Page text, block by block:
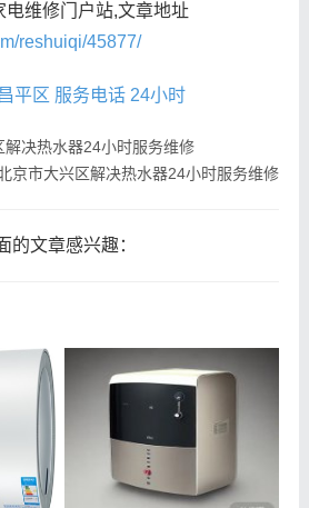
维修门户站,文章地址
reshuiqi/45877/
昌平区 服务电话 24小时
解决热水器24小时服务维修
京市大兴区解决热水器24小时服务维修
的文章感兴趣：